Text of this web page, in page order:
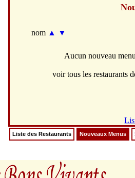
nom ▲ ▼
Aucun nouveau
voir tous les restaurants
Liste des Restaurants Nouveaux Menus